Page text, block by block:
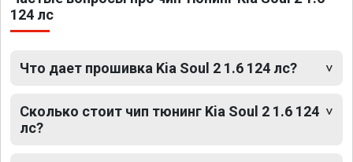
124 лс
Что дает прошивка Kia Soul 2 1.6 124 лс?
Сколько стоит чип тюнинг Kia Soul 2 1.6 124
лс?